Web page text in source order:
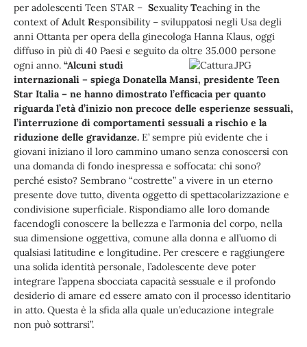
per adolescenti Teen STAR – SexualityTeaching in the
context ofAdult Responsibility – sviluppatosi negli Usa degli
anni Ottanta per opera della ginecologa Hanna Klaus, oggi
diffuso in più di 40 Paesi e seguito da oltre 35.000 persone
ogni anno. “Alcuni studi
internazionali – spiega Donatella Mansi, presidente Teen
Star Italia – ne hanno dimostrato l’efficacia per quanto
riguarda l’età d’inizio non precoce delle esperienze sessuali,
l’interruzione di comportamenti sessuali a rischio e la
riduzione delle gravidanze. E’ sempre più evidente che i
giovani iniziano il loro cammino umano senza conoscersi con
una domanda di fondo inespressa e soffocata: chi sono?
perché esisto? Sembrano “costrette” a vivere in un eterno
presente dove tutto, diventa oggetto di spettacolarizzazione e
condivisione superficiale. Rispondiamo alle loro domande
facendogli conoscere la bellezza e l’armonia del corpo, nella
sua dimensione oggettiva, comune alla donna e all’uomo di
qualsiasi latitudine e longitudine. Per crescere e raggiungere
una solida identità personale, l’adolescente deve poter
integrare l’appena sbocciata capacità sessuale e il profondo
desiderio di amare ed essere amato con il processo identitario
in atto. Questa è la sfida alla quale un’educazione integrale
non può sottrarsi”.